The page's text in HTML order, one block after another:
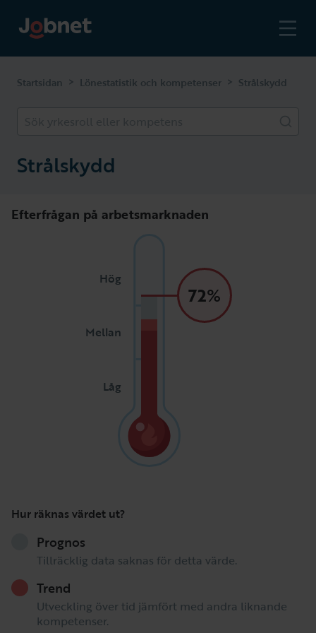
Startsidan > Lönestatistik och kompetenser > Strålskydd
Strålskydd
Efterfrågan på arbetsmarknaden
Hög
Mellan
Låg
72%
Hur räknas värdet ut?
Prognos
Tillräcklig data saknas för detta värde.
Trend
Utveckling över tid jämfört med andra liknande
kompetenser.